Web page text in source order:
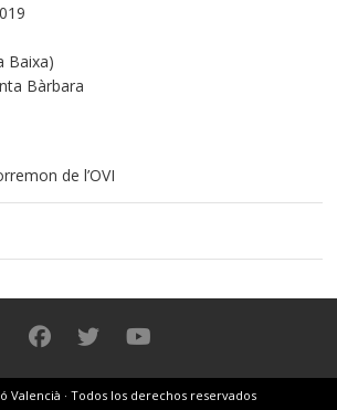
Baixa)
Bàrbara
de l’OVI
Valencià · Todos los derechos reservados